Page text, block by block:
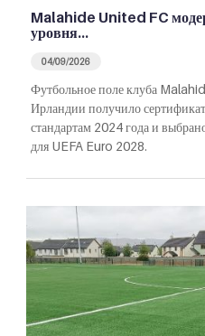
Malahide United FC
уровня…
04/09/2026
Футбольное поле клуба
Ирландии получило
стандартам 2024 года и
для UEFA Euro 2028.